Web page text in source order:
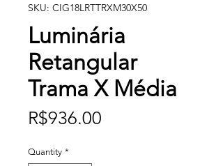
SKU: CIG18LRTTRXM30X50
Luminária
Retangular
Trama X Média
R$936.00
Quantity *